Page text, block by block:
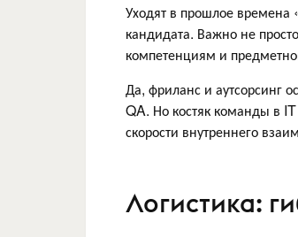
Уходят в прошлое времена
кандидата. Важно не
компетенциям и
Да, фриланс и аутсорсинг
QA. Но костяк команды в
скорости внутреннего
Логистика: